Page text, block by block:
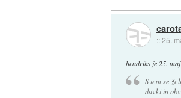
::25.
hendriks je 25.
S tem se
davki in